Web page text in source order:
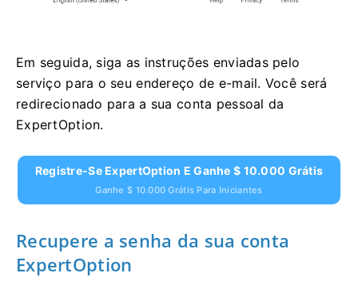
Em seguida, siga as instruções enviadas pelo
serviço para o seu endereço de e-mail. Você será
redirecionado para a sua conta pessoal da
ExpertOption.
Registre-Se ExpertOption E Ganhe $ 10.000 Grátis
Ganhe $ 10.000 Grátis Para Iniciantes
Recupere a senha da sua conta
ExpertOption